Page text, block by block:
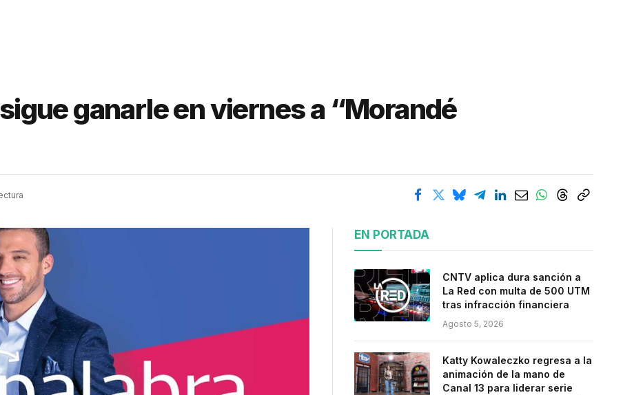
ganarle en viernes a “Morandé
EN PORTADA
CNTV aplica dura sanción a
La Red con multa de 500 UTM
tras infracción financiera
Agosto 5, 2026
Katty Kowaleczko regresa a la
animación de la mano de
Canal 13 para liderar serie